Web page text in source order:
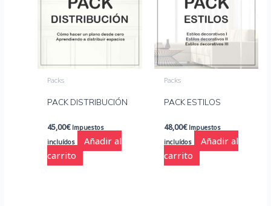
Packs
PACK DISTRIBUCIÓN
45,00€ Impuestos
incluídos
Añadir al
carrito
Packs
PACK ESTILOS
48,00€ Impuestos
incluídos
Añadir al
carrito